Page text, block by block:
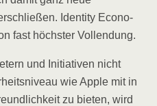
Iden­ti­ty Eco­no­
fast höchs­ter Vollendung.
und Initia­ti­ven nicht
wie Apple mit in
zu bie­ten, wird